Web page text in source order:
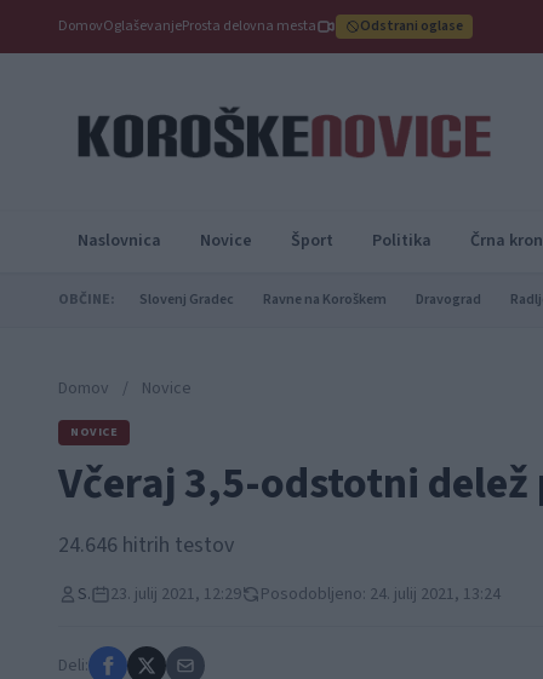
DomovOglaševanjeProsta delovna mesta Odstrani oglase
Naslovnica Novice Šport Politika Črna
OBČINE: Slovenj Gradec Ravne na Koroškem Dravograd
Domov / Novice
NOVICE
Včeraj 3,5-odstotni
24.646 hitrih testov
S. 23. julij 2021, 12:29 Posodobljeno: 24. julij 2021, 13:24
Deli: